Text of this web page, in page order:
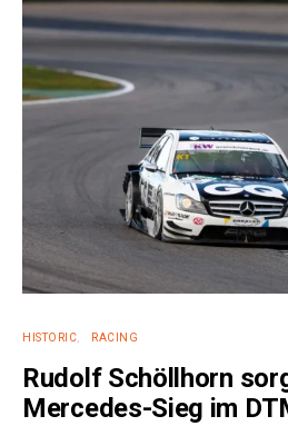
HISTORIC RACING
Rudolf Schöllhorn
Mercedes-Sieg im